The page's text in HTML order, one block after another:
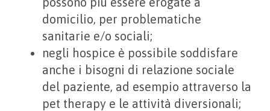
domicilio, per problematiche
sanitarie e/o sociali;
negli hospice è possibile soddisfare
anche i bisogni di relazione sociale
del paziente, ad esempio attraverso la
pet therapy e le attività diversionali;